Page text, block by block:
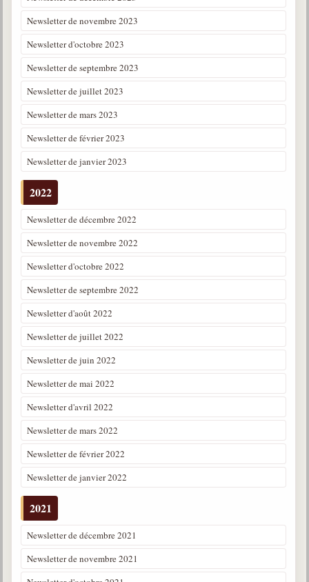
Newsletter de novembre 2023
Newsletter d'octobre 2023
Newsletter de septembre 2023
Newsletter de juillet 2023
Newsletter de mars 2023
Newsletter de février 2023
Newsletter de janvier 2023
2022
Newsletter de décembre 2022
Newsletter de novembre 2022
Newsletter d'octobre 2022
Newsletter de septembre 2022
Newsletter d'août 2022
Newsletter de juillet 2022
Newsletter de juin 2022
Newsletter de mai 2022
Newsletter d'avril 2022
Newsletter de mars 2022
Newsletter de février 2022
Newsletter de janvier 2022
2021
Newsletter de décembre 2021
Newsletter de novembre 2021